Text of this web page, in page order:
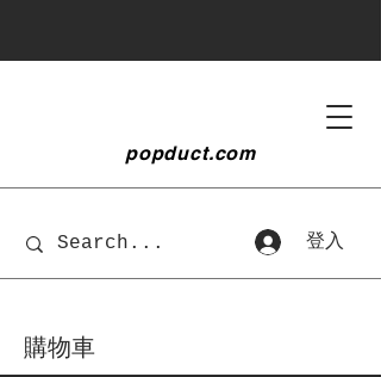
popduct.com
登入
購物車